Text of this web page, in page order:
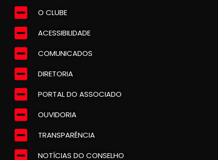
O CLUBE
ACESSIBILIDADE
COMUNICADOS
DIRETORIA
PORTAL DO ASSOCIADO
OUVIDORIA
TRANSPARÊNCIA
NOTÍCIAS DO CONSELHO